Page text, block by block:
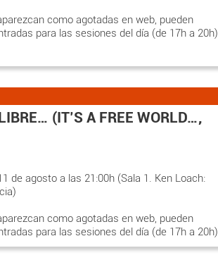
como agotadas en web, pueden
para las sesiones del día (de 17h a 20h)
(IT’S A FREE WORLD…,
de agosto a las 21:00h (Sala 1. Ken Loach:
como agotadas en web, pueden
para las sesiones del día (de 17h a 20h)